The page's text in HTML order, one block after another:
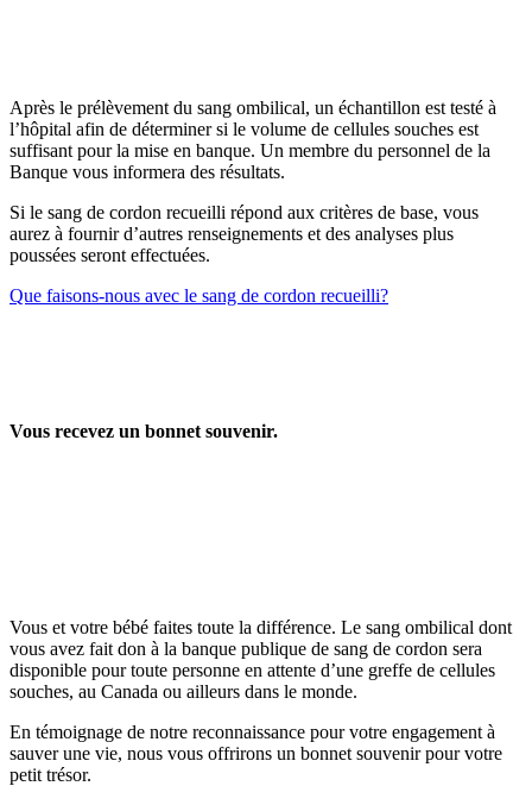
Après le prélèvement du sang ombilical, un échantillon est testé à
l’hôpital afin de déterminer si le volume de cellules souches est
suffisant pour la mise en banque. Un membre du personnel de la
Banque vous informera des résultats.
Si le sang de cordon recueilli répond aux critères de base, vous
aurez à fournir d’autres renseignements et des analyses plus
poussées seront effectuées.
Que faisons-nous avec le sang de cordon recueilli?
Vous recevez un bonnet souvenir.
Vous et votre bébé faites toute la différence. Le sang ombilical dont
vous avez fait don à la banque publique de sang de cordon sera
disponible pour toute personne en attente d’une greffe de cellules
souches, au Canada ou ailleurs dans le monde.
En témoignage de notre reconnaissance pour votre engagement à
sauver une vie, nous vous offrirons un bonnet souvenir pour votre
petit trésor.